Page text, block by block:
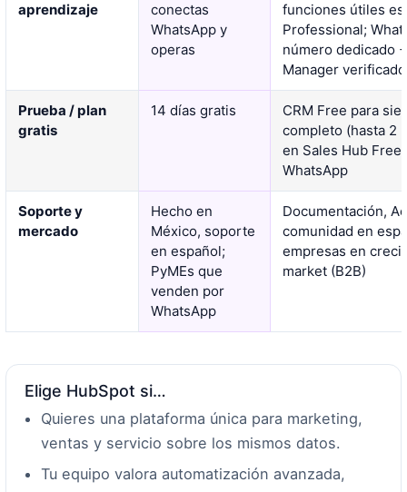
aprendizaje
conectas
WhatsApp y
operas
funciones útiles
Professional;
número dedicado
Manager verificado
Prueba / plan
gratis
14 días gratis
CRM Free para
completo (hasta 2
en Sales Hub
WhatsApp
Soporte y
mercado
Hecho en
México, soporte
en español;
PyMEs que
venden por
WhatsApp
Documentación,
comunidad en
empresas en
market (B2B)
Elige HubSpot si…
Quieres una plataforma única para marketing,
ventas y servicio sobre los mismos datos.
Tu equipo valora automatización avanzada,